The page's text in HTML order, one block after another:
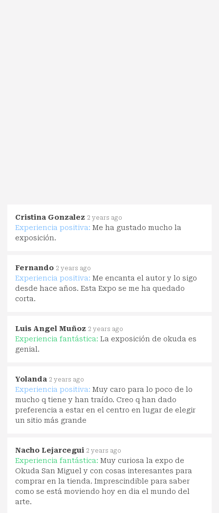
Cristina Gonzalez 2 years ago
Experiencia positiva: Me ha gustado mucho la
exposición.
Fernando 2 years ago
Experiencia positiva: Me encanta el autor y lo sigo
desde hace años. Esta Expo se me ha quedado
corta.
Luis Angel Muñoz 2 years ago
Experiencia fantástica: La exposición de okuda es
genial.
Yolanda 2 years ago
Experiencia positiva: Muy caro para lo poco de lo
mucho q tiene y han traído. Creo q han dado
preferencia a estar en el centro en lugar de elegir
un sitio más grande
Nacho Lejarcegui 2 years ago
Experiencia fantástica: Muy curiosa la expo de
Okuda San Miguel y con cosas interesantes para
comprar en la tienda. Imprescindible para saber
como se está moviendo hoy en dia el mundo del
arte.